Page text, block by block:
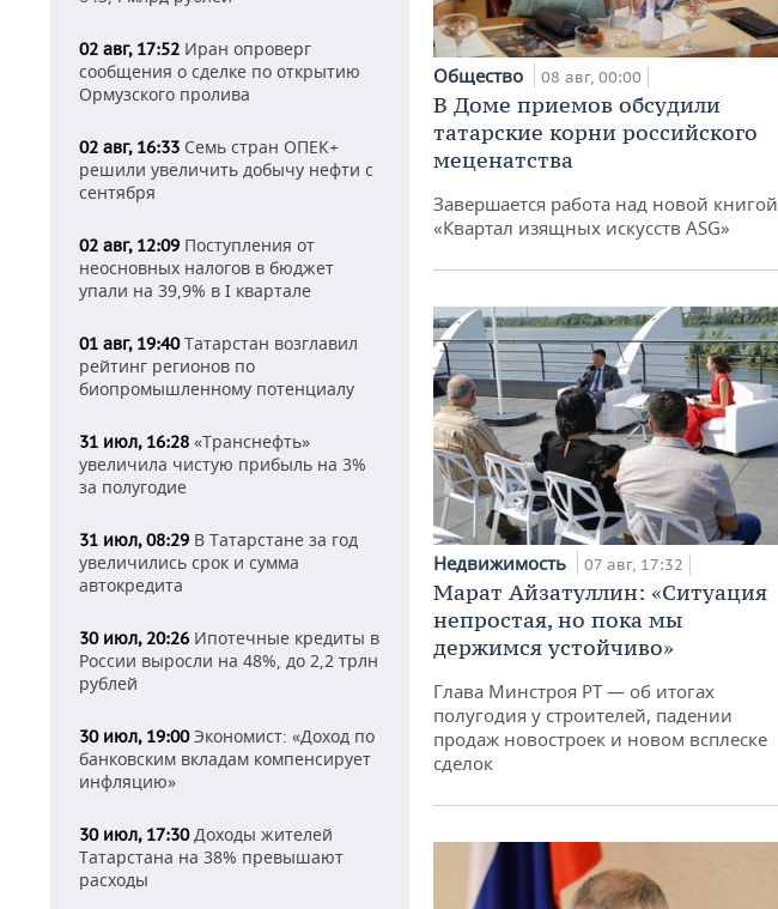
02 авг, 17:52 Иран опроверг
сообщения о сделке по открытию
Ормузского пролива
02 авг, 16:33 Семь стран ОПЕК+
решили увеличить добычу нефти с
сентября
02 авг, 12:09 Поступления от
неосновных налогов в бюджет
упали на 39,9% в I квартале
01 авг, 19:40Татарстан возглавил
рейтинг регионов по
биопромышленному потенциалу
31 июл, 16:28 «Транснефть»
увеличила чистую прибыль на 3%
за полугодие
31 июл, 08:29 В Татарстане за год
увеличились срок и сумма
автокредита
30 июл, 20:26 Ипотечные кредиты в
России выросли на 48%, до 2,2 трлн
рублей
30 июл, 19:00Экономист: «Доход по
банковским вкладам компенсирует
инфляцию»
30 июл, 17:30Доходы жителей
Татарстана на 38% превышают
расходы
Общество 08 авг, 00:00
В Доме приемов обсудили
татарские корни российского
меценатства
Завершается работа над новой книгой
«Квартал изящных искусств ASG»
Недвижимость 07 авг, 17:32
Марат Айзатуллин: «Ситуация
непростая, но пока мы
держимся устойчиво»
Глава Минстроя РТ — об итогах
полугодия у строителей, падении
продаж новостроек и новом всплеске
сделок